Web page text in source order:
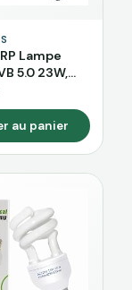
Lampe
5.0 23W,
UVB 150
Lampe
pour
Tortue,
Lézard,
au panier